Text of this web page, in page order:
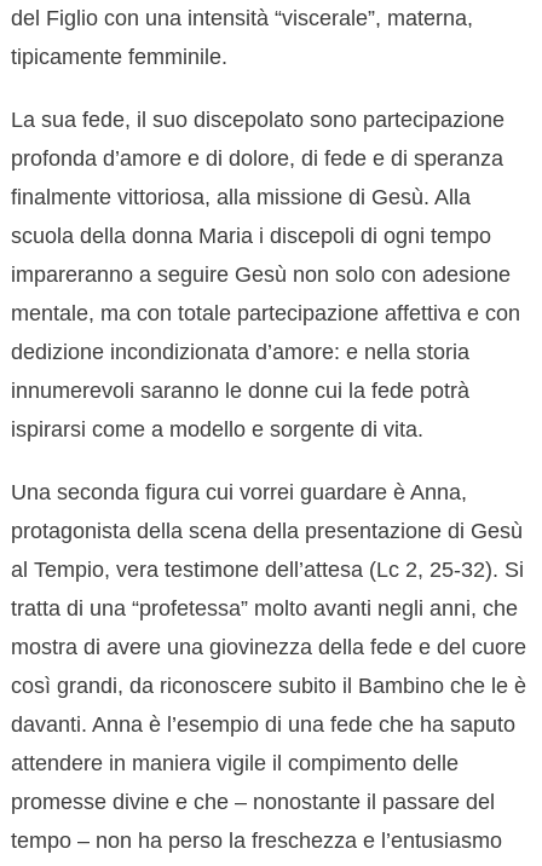
del Figlio con una intensità “viscerale”, materna,
tipicamente femminile.
La sua fede, il suo discepolato sono partecipazione
profonda d’amore e di dolore, di fede e di speranza
finalmente vittoriosa, alla missione di Gesù. Alla
scuola della donna Maria i discepoli di ogni tempo
impareranno a seguire Gesù non solo con adesione
mentale, ma con totale partecipazione affettiva e con
dedizione incondizionata d’amore: e nella storia
innumerevoli saranno le donne cui la fede potrà
ispirarsi come a modello e sorgente di vita.
Una seconda figura cui vorrei guardare è Anna,
protagonista della scena della presentazione di Gesù
al Tempio, vera testimone dell’attesa (Lc 2, 25-32). Si
tratta di una “profetessa” molto avanti negli anni, che
mostra di avere una giovinezza della fede e del cuore
così grandi, da riconoscere subito il Bambino che le è
davanti. Anna è l’esempio di una fede che ha saputo
attendere in maniera vigile il compimento delle
promesse divine e che – nonostante il passare del
tempo – non ha perso la freschezza e l’entusiasmo